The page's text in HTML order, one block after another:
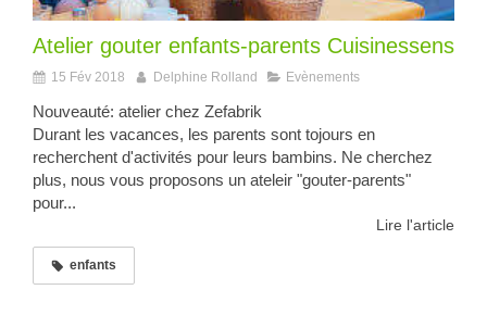
Atelier gouter enfants-parents Cuisinessens
15 Fév 2018 Delphine Rolland Evènements
Nouveauté: atelier chez Zefabrik
Durant les vacances, les parents sont tojours en
recherchent d'activités pour leurs bambins. Ne cherchez
plus, nous vous proposons un ateleir "gouter-parents"
pour...
Lire l'article
enfants